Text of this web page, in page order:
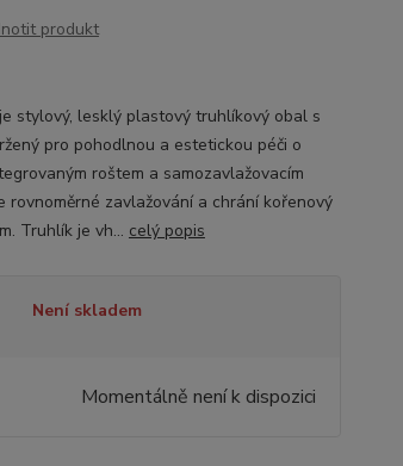
produkt
je stylový, lesklý plastový truhlíkový obal s
pro pohodlnou a estetickou péči o
roštem a samozavlažovacím
rovnoměrné zavlažování a chrání kořenový
Truhlík je vh... celý popis
Není skladem
Momentálně není k dispozici